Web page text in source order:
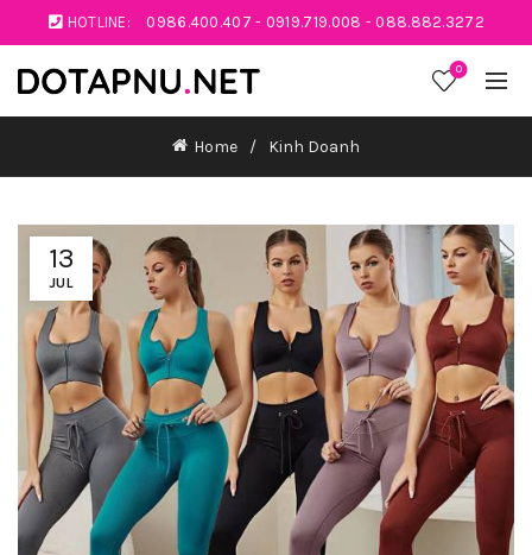
HOTLINE: 0986.400.407 - 0919.719.008 - 088.882.3272
0
Home Kinh Doanh
13
JUL